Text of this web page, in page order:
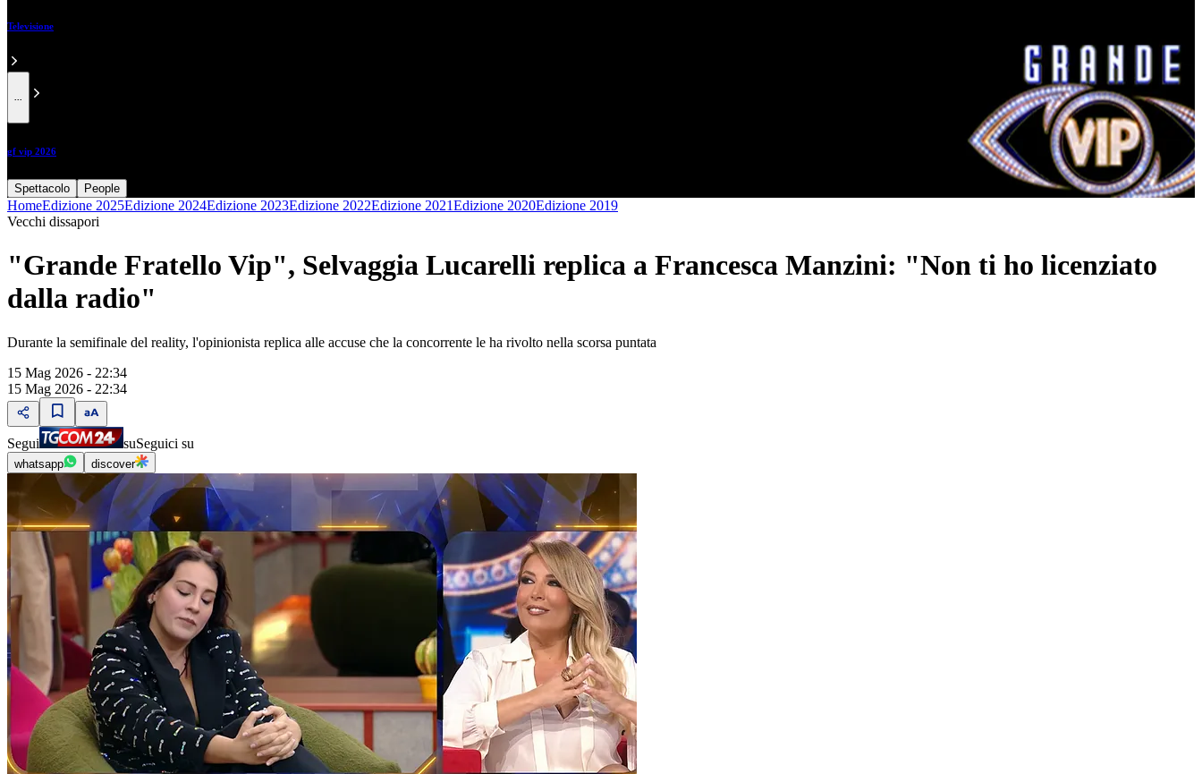
Televisione
gf vip 2026
Spettacolo People
HomeEdizione 2025Edizione 2024Edizione 2023Edizione 2022Edizione 2021Edizione 2020Edizione 2019
Vecchi dissapori
"Grande Fratello Vip", Selvaggia Lucarelli replica a Francesca Manzini: "Non ti ho licenziato
dalla radio"
Durante la semifinale del reality, l'opinionista replica alle accuse che la concorrente le ha rivolto nella scorsa puntata
15 Mag 2026 - 22:34
15 Mag 2026 - 22:34
Segui suSeguici su
whatsapp discover